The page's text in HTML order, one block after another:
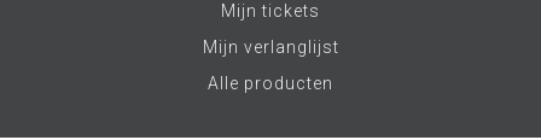
Mijn tickets
Mijn verlanglijst
Alle producten